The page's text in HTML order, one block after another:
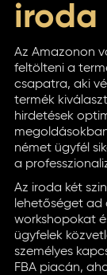
iroda
Az Amazonon
feltölteni a
csapatra, aki
termék
hirdetések
német ügyfél
a
Az iroda két
lehetőséget ad
workshopokat
ügyfelek
személyes
FBA piacán,